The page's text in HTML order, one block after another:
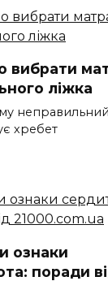
вибрати
ліжка
неправильний
хребет
ознаки
поради